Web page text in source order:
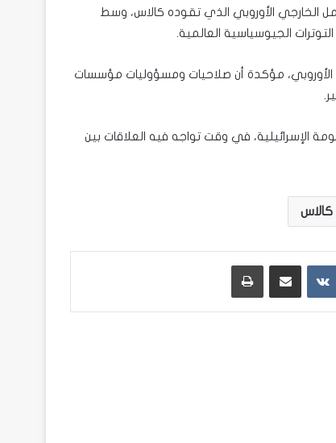
الخارجي الأوروبي الذي تقوده كالاس، وسط
الجيوسياسية العالمية.
مؤكدة أن صلاحيات ومسؤوليات مؤسسات
الإسرائيلية، في وقت تواجه فيه العلاقات بين
كالاس
مشاركة عبر البريد طباعة